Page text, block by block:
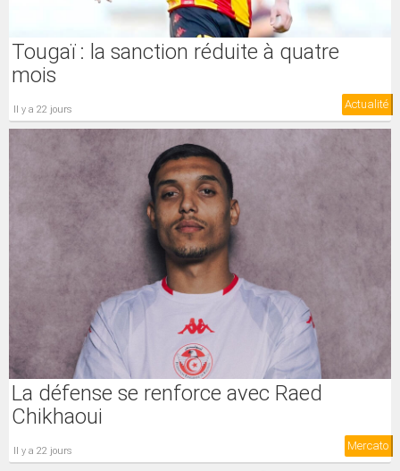
Tougaï : la sanction réduite à quatre
mois
il y a 22 jours Actualité
La défense se renforce avec Raed
Chikhaoui
il y a 22 jours Mercato